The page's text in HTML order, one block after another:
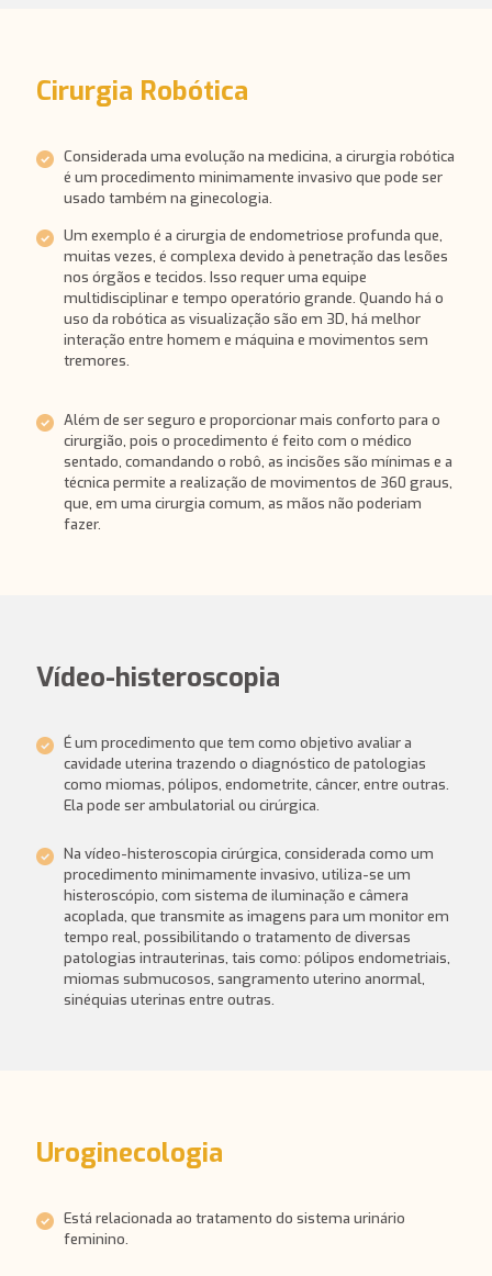
Cirurgia Robótica
Considerada uma evolução na medicina, a cirurgia robótica
é um procedimento minimamente invasivo que pode ser
usado também na ginecologia.
Um exemplo é a cirurgia de endometriose profunda que,
muitas vezes, é complexa devido à penetração das lesões
nos órgãos e tecidos. Isso requer uma equipe
multidisciplinar e tempo operatório grande. Quando há o
uso da robótica as visualização são em 3D, há melhor
interação entre homem e máquina e movimentos sem
tremores.
Além de ser seguro e proporcionar mais conforto para o
cirurgião, pois o procedimento é feito com o médico
sentado, comandando o robô, as incisões são mínimas e a
técnica permite a realização de movimentos de 360 graus,
que, em uma cirurgia comum, as mãos não poderiam
fazer.
Vídeo-histeroscopia
É um procedimento que tem como objetivo avaliar a
cavidade uterina trazendo o diagnóstico de patologias
como miomas, pólipos, endometrite, câncer, entre outras.
Ela pode ser ambulatorial ou cirúrgica.
Na vídeo-histeroscopia cirúrgica, considerada como um
procedimento minimamente invasivo, utiliza-se um
histeroscópio, com sistema de iluminação e câmera
acoplada, que transmite as imagens para um monitor em
tempo real, possibilitando o tratamento de diversas
patologias intrauterinas, tais como: pólipos endometriais,
miomas submucosos, sangramento uterino anormal,
sinéquias uterinas entre outras.
Uroginecologia
Está relacionada ao tratamento do sistema urinário
feminino.